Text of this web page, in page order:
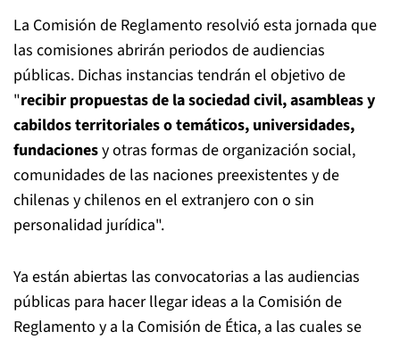
La Comisión de Reglamento resolvió esta jornada que
las comisiones abrirán periodos de audiencias
públicas. Dichas instancias tendrán el objetivo de
"recibir propuestas de la sociedad civil, asambleas y
cabildos territoriales o temáticos, universidades,
fundacionesy otras formas de organización social,
comunidades de las naciones preexistentes y de
chilenas y chilenos en el extranjero con o sin
personalidad jurídica".
Ya están abiertas las convocatorias a las audiencias
públicas para hacer llegar ideas a la Comisión de
Reglamento y a la Comisión de Ética, a las cuales se